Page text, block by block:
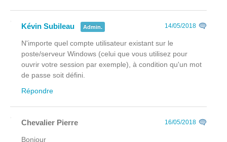
Kévin Subileau Admin. 14/05/2018
N'importe quel compte utilisateur existant sur le
poste/serveur Windows (celui que vous utilisez pour
ouvrir votre session par exemple), à condition qu'un mot
de passe soit défini.
Répondre
Chevalier Pierre 16/05/2018
Bonjour